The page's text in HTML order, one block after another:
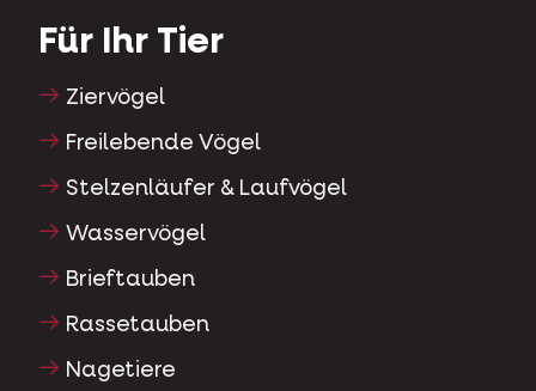
Für Ihr Tier
Ziervögel
Freilebende Vögel
Stelzenläufer & Laufvögel
Wasservögel
Brieftauben
Rassetauben
Nagetiere